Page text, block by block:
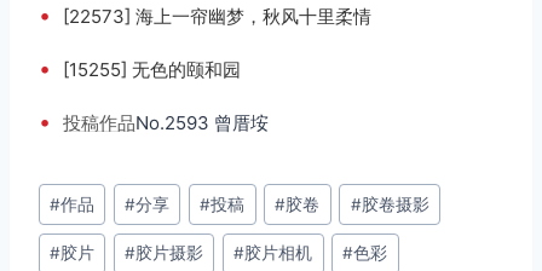
• [22573] 海上一帘幽梦，秋风十里柔情
• [15255] 无色的颐和园
• 投稿作品No.2593 曾厝垵
文
章
标
#作品 #分享 #投稿 #胶卷 #胶卷摄影
#胶片 #胶片摄影 #胶片相机 #色彩